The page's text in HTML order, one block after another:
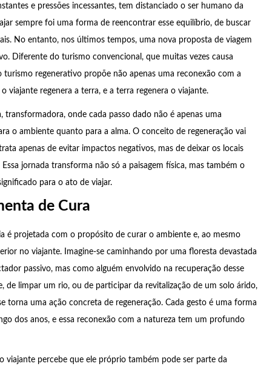
e pressões incessantes, tem distanciado o ser humano da
sempre foi uma forma de reencontrar esse equilíbrio, de buscar
No entanto, nos últimos tempos, uma nova proposta de viagem
Diferente do turismo convencional, que muitas vezes causa
turismo regenerativo propõe não apenas uma reconexão com a
viajante regenera a terra, e a terra regenera o viajante.
onde cada passo dado não é apenas uma
o ambiente quanto para a alma. O conceito de regeneração vai
apenas de evitar impactos negativos, mas de deixar os locais
jornada transforma não só a paisagem física, mas também o
para o ato de viajar.
de Cura
é projetada com o propósito de curar o ambiente e, ao mesmo
no viajante. Imagine-se caminhando por uma floresta devastada
passivo, mas como alguém envolvido na recuperação desse
de limpar um rio, ou de participar da revitalização de um solo árido,
torna uma ação concreta de regeneração. Cada gesto é uma forma
dos anos, e essa reconexão com a natureza tem um profundo
viajante percebe que ele próprio também pode ser parte da